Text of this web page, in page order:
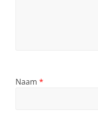
Naam *